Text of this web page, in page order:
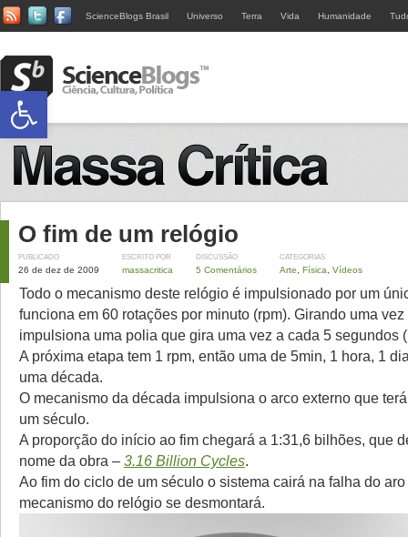
ScienceBlogs Brasil Universo Terra Vida Humanidade
O fim de um relógio
PUBLICADO
26 de dez de 2009
ESCRITO POR
massacritica
DISCUSSÃO
5 Comentários
CATEGORIAS
Arte Física Vídeos
Todo o mecanismo deste relógio é impulsionado por um
funciona em 60 rotações por minuto (rpm). Girando uma
impulsiona uma polia que gira uma vez a cada 5 segundos
A próxima etapa tem 1 rpm, então uma de 5min, 1 hora, 1
uma década.
O mecanismo da década impulsiona o arco externo que
um século.
A proporção do início ao fim chegará a 1:31,6 bilhões, que
nome da obra – 3.16 Billion Cycles.
Ao fim do ciclo de um século o sistema cairá na falha do
mecanismo do relógio se desmontará.
Abrir a barra de ferramentas